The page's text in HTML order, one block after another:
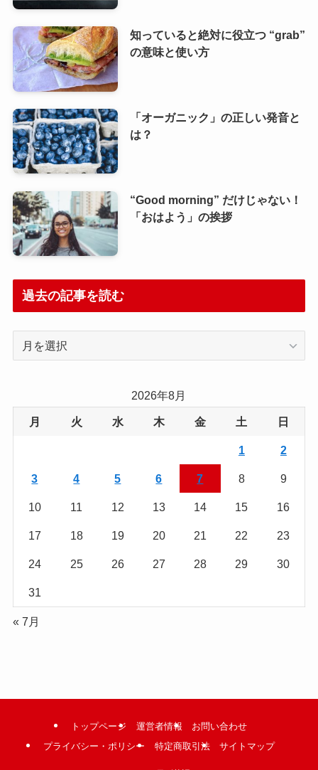
知っていると絶対に役立つ “grab”
の意味と使い方
「オーガニック」の正しい発音と
は？
“Good morning” だけじゃない！
「おはよう」の挨拶
過去の記事を読む
事
2026年8月
月 火 水 木 金 土 日
1 2
3 4 5 6 7 8 9
10 11 12 13 14 15 16
17 18 19 20 21 22 23
24 25 26 27 28 29 30
31
« 7月
トップページ 運営者情報
お問い合わせ
プライバシー・ポリシー
特定商取引法 サイトマップ